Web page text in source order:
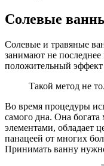
Солевые
Солевые и травяные
занимают не
положительный
Такой метод не
Во время процедуры
самого дна. Она
элементами, обладает
панацеей от многих
Принимать ванну